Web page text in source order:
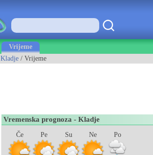
Vrijeme
Kladje / Vrijeme
Vremenska prognoza - Kladje
Če Pe Su Ne Po